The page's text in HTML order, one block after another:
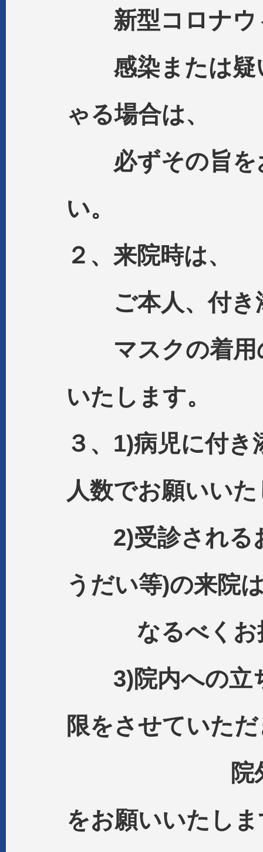
新型コロナウ
感染または疑
ゃる場合は、
必ずその旨を
い。
２、来院時は、
ご本人、付き
マスクの着用
いたします。
３、1)病児に付
人数でお願いい
2)受診される
うだい等)の来院
なるべくお控
3)院内への立
限をさせていた
院外待機
をお願いいたし